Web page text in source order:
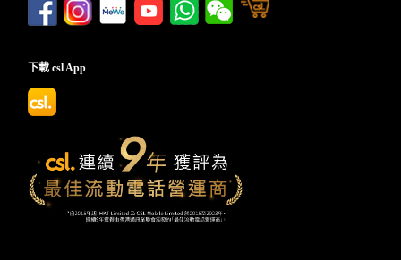
下載 csl App